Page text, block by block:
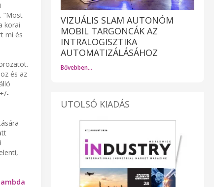
“Most
korai
mi és
és az
VIZUÁLIS SLAM AUTONÓM
MOBIL TARGONCÁK AZ
INTRALOGISZTIKA
AUTOMATIZÁLÁSÁHOZ
Bővebben…
UTOLSÓ KIADÁS